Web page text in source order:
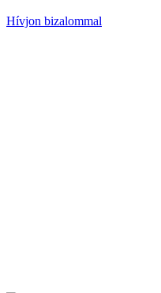
Hívjon bizalommal